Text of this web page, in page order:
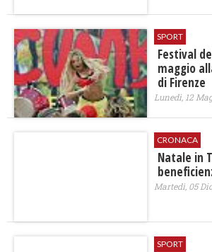
SPORT
Festival
maggio
di Firenze
Lunedì, 12
CRONACA
Natale in
Martedì, 05
SPORT